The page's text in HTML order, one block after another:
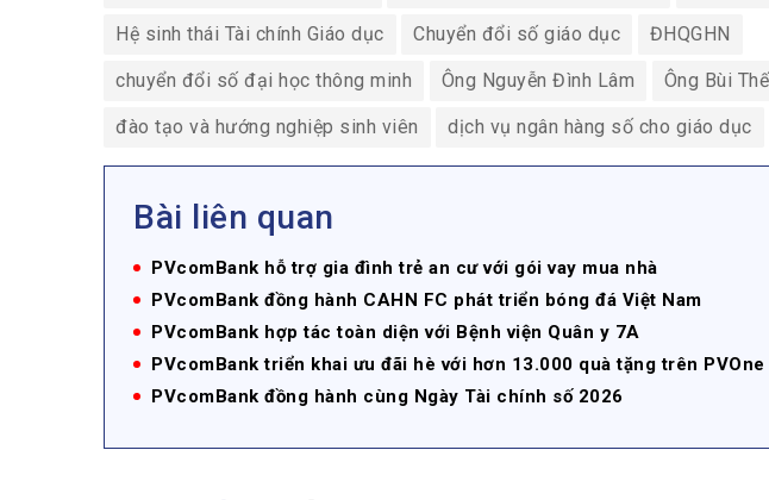
Hệ sinh thái Tài chính Giáo dục Chuyển đổi số giáo dục ĐHQGHN
chuyển đổi số đại học thông minh Ông Nguyễn Đình Lâm Ông Bùi
đào tạo và hướng nghiệp sinh viên dịch vụ ngân hàng số cho giáo dục
Bài liên quan
PVcomBank hỗ trợ gia đình trẻ an cư với gói vay mua nhà
PVcomBank đồng hành CAHN FC phát triển bóng đá Việt Nam
PVcomBank hợp tác toàn diện với Bệnh viện Quân y 7A
PVcomBank triển khai ưu đãi hè với hơn 13.000 quà tặng trên PVOne
PVcomBank đồng hành cùng Ngày Tài chính số 2026